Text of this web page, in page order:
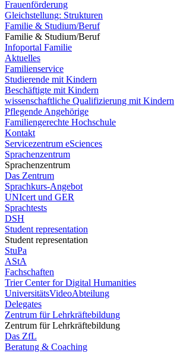
Frauenförderung
Gleichstellung: Strukturen
Familie & Studium/Beruf
Familie & Studium/Beruf
Infoportal Familie
Aktuelles
Familienservice
Studierende mit Kindern
Beschäftigte mit Kindern
wissenschaftliche Qualifizierung mit Kindern
Pflegende Angehörige
Familiengerechte Hochschule
Kontakt
Servicezentrum eSciences
Sprachenzentrum
Sprachenzentrum
Das Zentrum
Sprachkurs-Angebot
UNIcert und GER
Sprachtests
DSH
Student representation
Student representation
StuPa
AStA
Fachschaften
Trier Center for Digital Humanities
UniversitätsVideoAbteilung
Delegates
Zentrum für Lehrkräftebildung
Zentrum für Lehrkräftebildung
Das ZfL
Beratung & Coaching